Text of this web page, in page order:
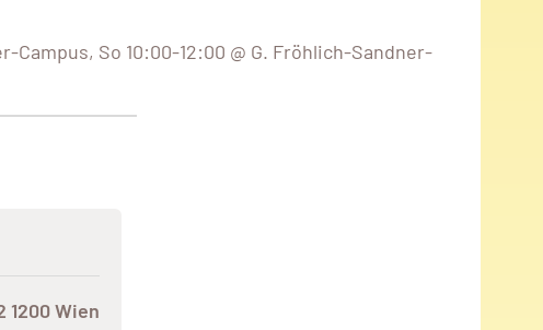
Campus, So 10:00-12:00 @ G. Fröhlich-Sandner-
1200 Wien